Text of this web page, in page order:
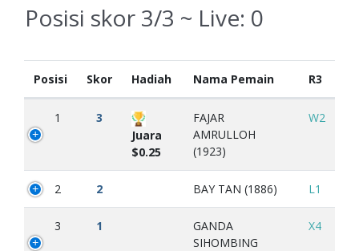
Posisi skor 3/3 ~ Live: 0
Posisi Skor Hadiah Nama Pemain R3
1
3
Juara
$0.25
FAJAR
AMRULLOH
(1923)
W2
2 2 BAY TAN (1886) L1
3 1
GANDA
SIHOMBING
X4